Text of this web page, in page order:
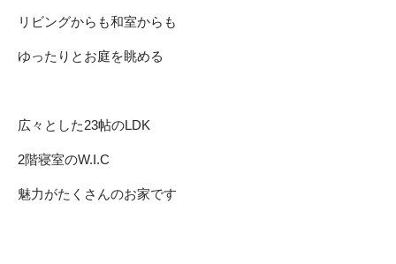
リビングからも和室からも
ゆったりとお庭を眺める
広々とした23帖のLDK
2階寝室のW.I.C
魅力がたくさんのお家です